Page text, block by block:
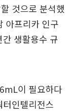
것으로 분석했
아프리카 인구
생활용수 규
이 필요하다
인텔리전스